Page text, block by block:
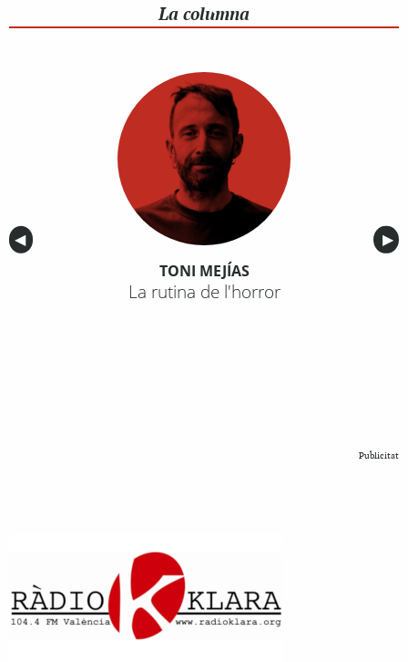
La columna
Anterior
◀︎ ▶︎
TONI MEJÍAS
La rutina de l'horror
Publicitat